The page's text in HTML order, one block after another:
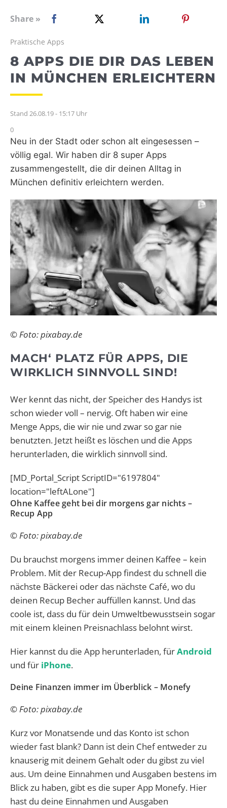
WEBRADIO
Share »
Praktische Apps
8 APPS DIE DIR DAS LEBEN
IN MÜNCHEN ERLEICHTERN
Stand 26.08.19 - 15:17 Uhr
0
Neu in der Stadt oder schon alt eingesessen –
völlig egal. Wir haben dir 8 super Apps
zusammengestellt, die dir deinen Alltag in
München definitiv erleichtern werden.
© Foto: pixabay.de
MACH‘ PLATZ FÜR APPS, DIE
WIRKLICH SINNVOLL SIND!
Wer kennt das nicht, der Speicher des Handys ist
schon wieder voll – nervig. Oft haben wir eine
Menge Apps, die wir nie und zwar so gar nie
benutzten. Jetzt heißt es löschen und die Apps
herunterladen, die wirklich sinnvoll sind.
[MD_Portal_Script ScriptID="6197804"
location="leftALone"]
Ohne Kaffee geht bei dir morgens gar nichts –
Recup App
© Foto: pixabay.de
Du brauchst morgens immer deinen Kaffee – kein
Problem. Mit der Recup-App findest du schnell die
nächste Bäckerei oder das nächste Café, wo du
deinen Recup Becher auffüllen kannst. Und das
coole ist, dass du für dein Umweltbewusstsein sogar
mit einem kleinen Preisnachlass belohnt wirst.
Hier kannst du die App herunterladen, fürAndroid
und für iPhone.
Deine Finanzen immer im Überblick – Monefy
© Foto: pixabay.de
Kurz vor Monatsende und das Konto ist schon
wieder fast blank? Dann ist dein Chef entweder zu
knauserig mit deinem Gehalt oder du gibst zu viel
aus. Um deine Einnahmen und Ausgaben bestens im
Blick zu haben, gibt es die super App Monefy. Hier
hast du deine Einnahmen und Ausgaben